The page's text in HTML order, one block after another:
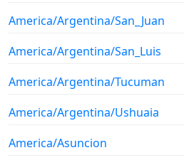
America/Argentina/San_Juan
America/Argentina/San_Luis
America/Argentina/Tucuman
America/Argentina/Ushuaia
America/Asuncion